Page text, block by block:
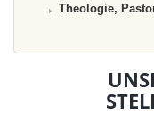
Theologie,